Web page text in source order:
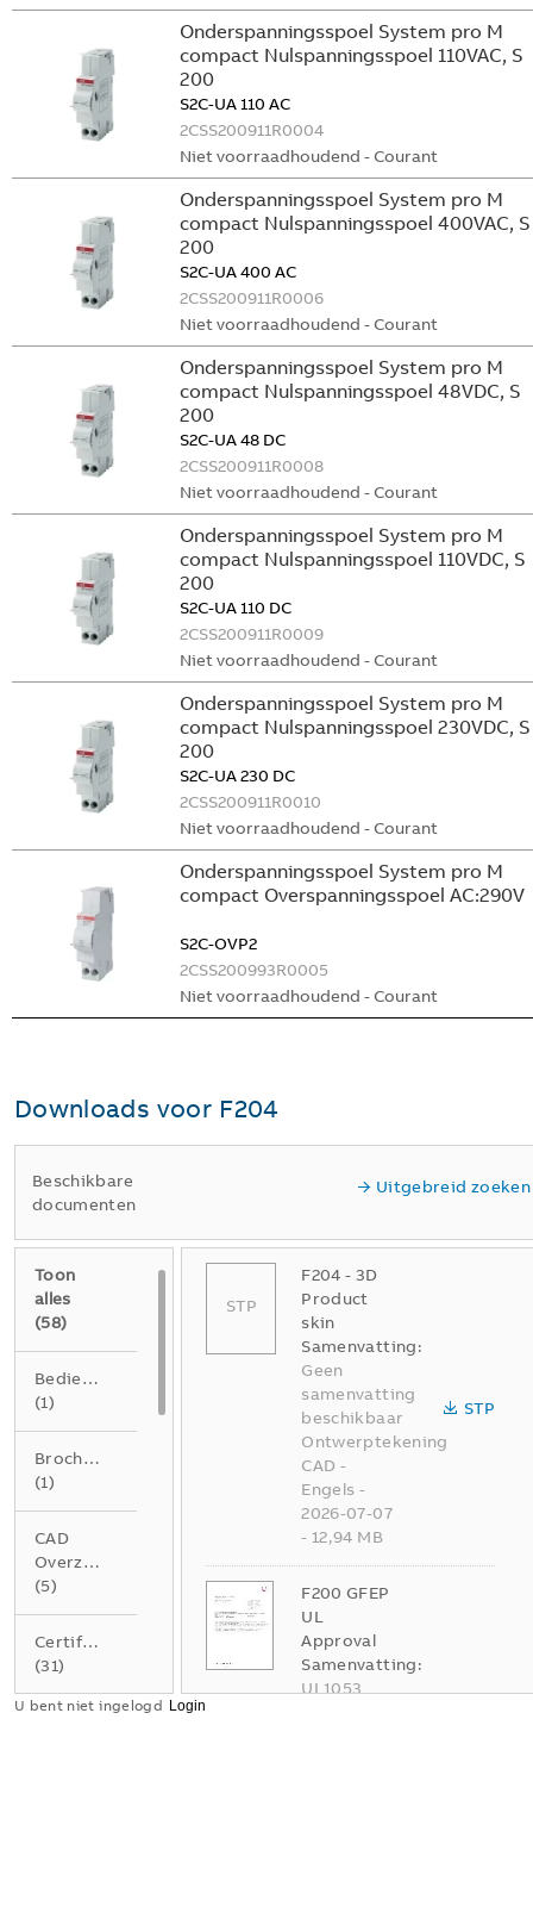
Onderspanningsspoel System pro M
compact Nulspanningsspoel 110VAC, S
200
S2C-UA 110 AC
2CSS200911R0004
Niet voorraadhoudend - Courant
Onderspanningsspoel System pro M
compact Nulspanningsspoel 400VAC, S
200
S2C-UA 400 AC
2CSS200911R0006
Niet voorraadhoudend - Courant
Onderspanningsspoel System pro M
compact Nulspanningsspoel 48VDC, S
200
S2C-UA 48 DC
2CSS200911R0008
Niet voorraadhoudend - Courant
Onderspanningsspoel System pro M
compact Nulspanningsspoel 110VDC, S
200
S2C-UA 110 DC
2CSS200911R0009
Niet voorraadhoudend - Courant
Onderspanningsspoel System pro M
compact Nulspanningsspoel 230VDC, S
200
S2C-UA 230 DC
2CSS200911R0010
Niet voorraadhoudend - Courant
Onderspanningsspoel System pro M
compact Overspanningsspoel AC:290V
S2C-OVP2
2CSS200993R0005
Niet voorraadhoudend - Courant
Downloads voor F204
Beschikbare
documenten
Uitgebreid zoeken
Toon
alles
(58)
Bedieningshandleiding
(1)
Brochure
(1)
CAD
Overzichtstekening
(5)
Certificaat
(31)
STP
F204 - 3D
Product
skin
Samenvatting:
Geen
samenvatting
beschikbaar
Ontwerptekening
CAD -
Engels -
2026-07-07
- 12,94 MB
STP
F200 GFEP
UL
Approval
Samenvatting:
UL1053
U bent niet ingelogd